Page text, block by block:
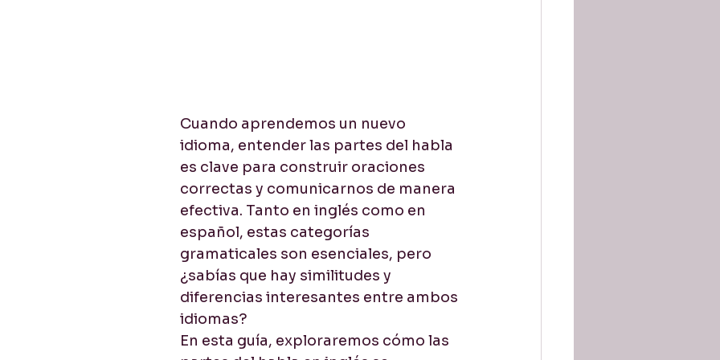
Cuando aprendemos un nuevo
idioma, entender las partes del habla
es clave para construir oraciones
correctas y comunicarnos de manera
efectiva. Tanto en inglés como en
español, estas categorías
gramaticales son esenciales, pero
¿sabías que hay similitudes y
diferencias interesantes entre ambos
idiomas?
En esta guía, exploraremos cómo las